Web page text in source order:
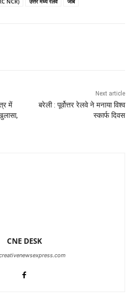
में
Next article
बरेली : पूर्वोत्तर रेलवे ने मनाया विश्व
स्कार्फ दिवस
CNE DESK